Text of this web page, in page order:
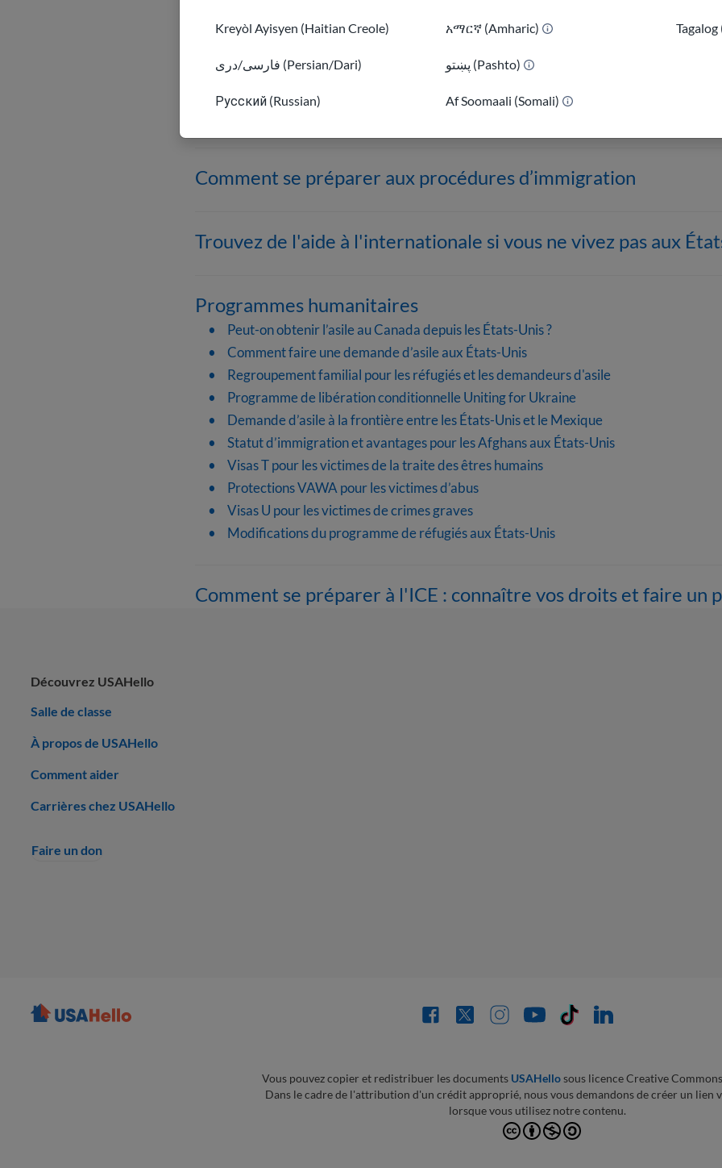
Kreyòl Ayisyen (Haitian Creole)
فارسی/دری (Persian/Dari)
Русский (Russian)
አማርኛ (Amharic)
پښتو (Pashto)
Af Soomaali (Somali)
Tagalog
Statut de protection temporaire (TPS) pour la Syrie
Outils d’immigration
Comment se préparer aux procédures d’immigration
Trouvez de l'aide à l'internationale si vous ne vivez pas aux
Programmes humanitaires
Peut-on obtenir l’asile au Canada depuis les États-Unis ?
Comment faire une demande d’asile aux États-Unis
Regroupement familial pour les réfugiés et les demandeurs d'asile
Programme de libération conditionnelle Uniting for Ukraine
Demande d’asile à la frontière entre les États-Unis et le Mexique
Statut d’immigration et avantages pour les Afghans aux États-Unis
Visas T pour les victimes de la traite des êtres humains
Protections VAWA pour les victimes d’abus
Visas U pour les victimes de crimes graves
Modifications du programme de réfugiés aux États-Unis
Comment se préparer à l'ICE : connaître vos droits et faire un
Découvrez USAHello
Salle de classe
À propos de USAHello
Comment aider
Carrières chez USAHello
Faire un don
Vous pouvez copier et redistribuer les documents USAHellosous licence Creative Commons
Dans le cadre de l'attribution d'un crédit approprié, nous vous demandons de créer un lien
lorsque vous utilisez notre contenu.